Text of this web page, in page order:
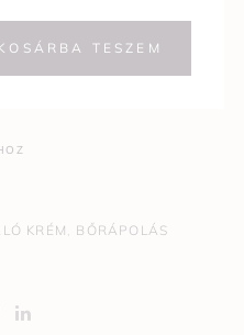
TESZEM
KRÉM , BŐRÁPOLÁS